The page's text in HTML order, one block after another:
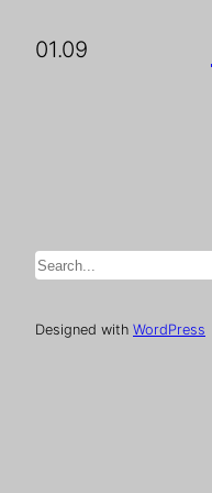
01.09
Pesquisar
Designed with WordPress